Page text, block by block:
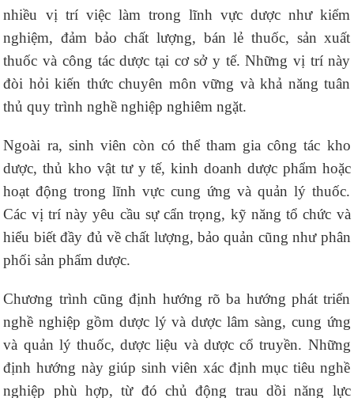
nhiều vị trí việc làm trong lĩnh vực dược như kiểm
nghiệm, đảm bảo chất lượng, bán lẻ thuốc, sản xuất
thuốc và công tác dược tại cơ sở y tế. Những vị trí này
đòi hỏi kiến thức chuyên môn vững và khả năng tuân
thủ quy trình nghề nghiệp nghiêm ngặt.
Ngoài ra, sinh viên còn có thể tham gia công tác kho
dược, thủ kho vật tư y tế, kinh doanh dược phẩm hoặc
hoạt động trong lĩnh vực cung ứng và quản lý thuốc.
Các vị trí này yêu cầu sự cẩn trọng, kỹ năng tổ chức và
hiểu biết đầy đủ về chất lượng, bảo quản cũng như phân
phối sản phẩm dược.
Chương trình cũng định hướng rõ ba hướng phát triển
nghề nghiệp gồm dược lý và dược lâm sàng, cung ứng
và quản lý thuốc, dược liệu và dược cổ truyền. Những
định hướng này giúp sinh viên xác định mục tiêu nghề
nghiệp phù hợp, từ đó chủ động trau dồi năng lực